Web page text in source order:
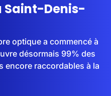
Saint-Denis-
optique a commencé à
désormais 99% des
encore raccordables à la